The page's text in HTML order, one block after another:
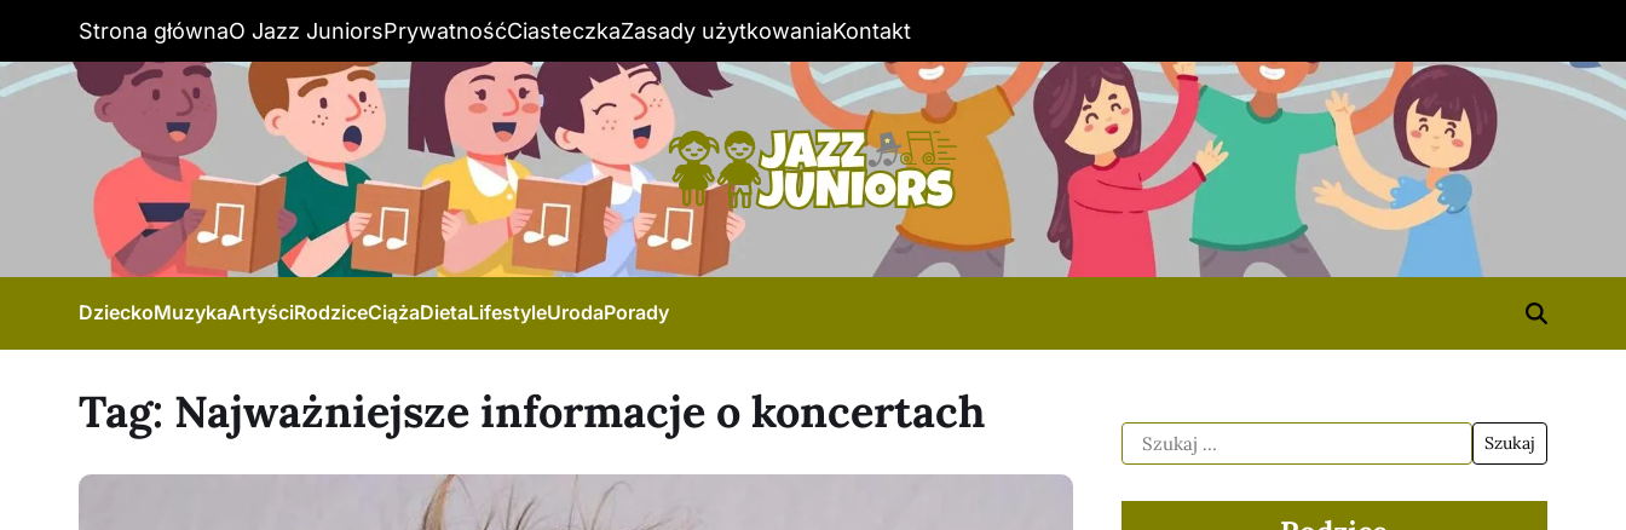
Strona głównaO Jazz JuniorsPrywatnośćCiasteczkaZasady użytkowaniaKontakt
DzieckoMuzykaArtyściRodziceCiążaDietaLifestyleUrodaPorady
Tag: Najważniejsze informacje o koncertach